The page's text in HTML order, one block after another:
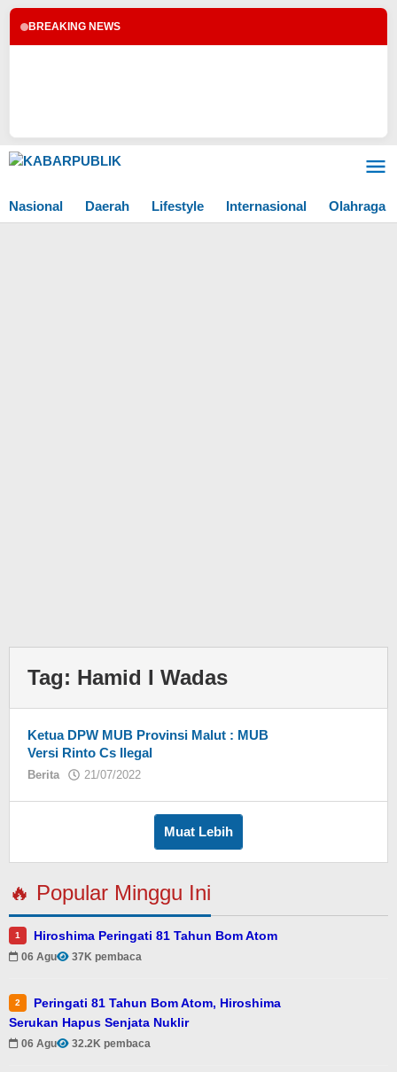
BREAKING NEWS
Lewati
Nasional
Daerah Lifestyle Internasional Olahraga
Tag: Hamid I Wadas
Ketua DPW MUB Provinsi Malut : MUB
Versi Rinto Cs Ilegal
Berita 21/07/2022
Muat Lebih
🔥 Popular Minggu Ini
1 Hiroshima Peringati 81 Tahun Bom Atom
06 Agu 37K pembaca
2
Peringati 81 Tahun Bom Atom, Hiroshima
Serukan Hapus Senjata Nuklir
06 Agu 32.2K pembaca